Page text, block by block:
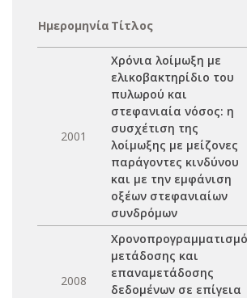
Ημερομηνία Τίτλος
2001
Χρόνια λοίμωξη με
ελικοβακτηρίδιο του
πυλωρού και
στεφανιαία νόσος: η
συσχέτιση της
λοίμωξης με μείζονες
παράγοντες κινδύνου
και με την εμφάνιση
οξέων στεφανιαίων
συνδρόμων
2008
μετάδοσης και
επαναμετάδοσης
δεδομένων σε επίγεια